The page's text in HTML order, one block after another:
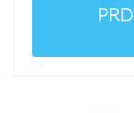
PRD